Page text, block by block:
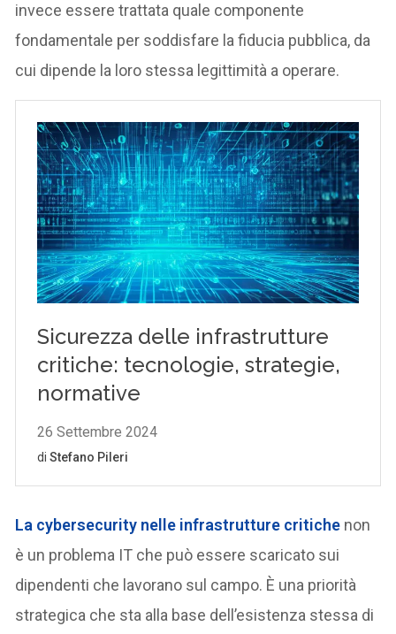
invece essere trattata quale componente
fondamentale per soddisfare la fiducia pubblica, da
cui dipende la loro stessa legittimità a operare.
La cybersecurity nelle infrastrutture critiche non
è un problema IT che può essere scaricato sui
dipendenti che lavorano sul campo. È una priorità
strategica che sta alla base dell’esistenza stessa di